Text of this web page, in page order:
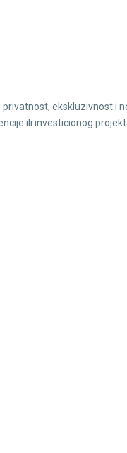
ekskluzivnost i
ili investicionog